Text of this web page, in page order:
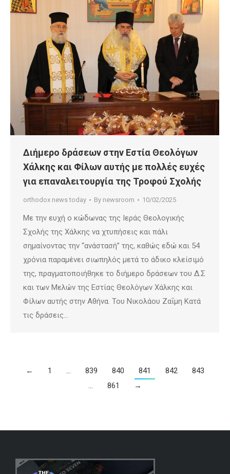
Διήμερο δράσεων στην Εστία Θεολόγων
Χάλκης και Φίλων αυτής με πολλές ευχές
για επαναλειτουργία της Τροφού Σχολής
orthodox news today By newsroom 10/02/2025
Με την ευχή ο κώδωνας της Ιεράς Θεολογικής
Σχολής της Χάλκης να χτυπήσεις και πάλι
σημαίνοντας την “ανάστασή” της, καθώς εδώ και 54
χρόνια παραμένει σιωπηλός μετά το άδικο κλείσιμό
της, πραγματοποιήθηκε το διήμερο δράσεων του Δ.Σ
και των Μελών της Εστίας Θεολόγων Χάλκης και
Φίλων αυτής στην Αθήνα. Του Νικολάου Ζαΐμη Κατά
τις δράσεις…
← 1 … 839 840 841 842
843
…
861 →